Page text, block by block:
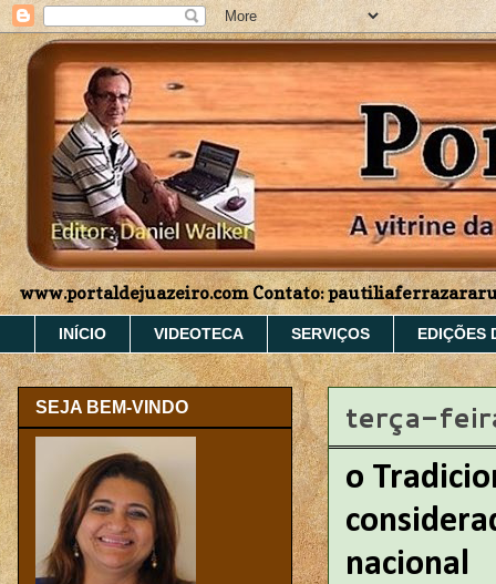
www.portaldejuazeiro.com Contato:
INÍCIO VIDEOTECA SERVIÇOS EDIÇÕES
terça-
o
nacional
SEJA BEM-VINDO